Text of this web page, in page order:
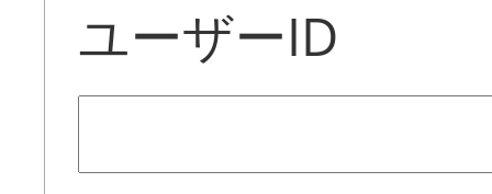
ユーザーID